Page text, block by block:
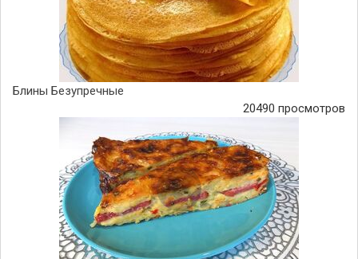
Блины Безупречные
20490 просмотров